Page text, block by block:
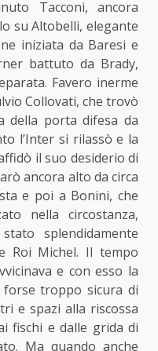
Tacconi, ancora
su Altobelli, elegante
iniziata da Baresi e
battuto da Brady,
Favero inerme
Collovati, che trovò
della porta difesa da
l’Inter si rilassò e la
il suo desiderio di
ancora alto da circa
e poi a Bonini, che
nella circostanza,
splendidamente
Roi Michel. Il tempo
e con esso la
forse troppo sicura di
e spazi alla riscossa
fischi e dalle grida di
Ma quando anche